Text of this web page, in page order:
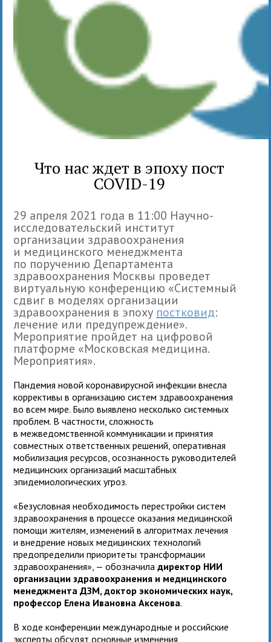
Что нас ждет в эпоху пост
COVID-19
29 апреля 2021 года в 11:00 Научно-
исследовательский институт
организации здравоохранения
и медицинского менеджмента
по поручению Департамента
здравоохранения Москвы проведет
виртуальную конференцию «Системный
сдвиг в моделях организации
здравоохранения в эпоху постковид:
лечение или предупреждение».
Мероприятие пройдет на цифровой
платформе «Московская медицина.
Мероприятия».
Пандемия новой коронавирусной инфекции внесла
коррективы в организацию систем здравоохранения
во всем мире. Было выявлено несколько системных
проблем. В частности, сложность
в межведомственной коммуникации и принятия
совместных ответственных решений, оперативная
мобилизация ресурсов, осознанность руководителей
медицинских организаций масштабных
эпидемиологических угроз.
«Безусловная необходимость перестройки систем
здравоохранения в процессе оказания медицинской
помощи жителям, изменений в алгоритмах лечения
и внедрение новых медицинских технологий
предопределили приоритеты трансформации
здравоохранения», — обозначиладиректор НИИ
организации здравоохранения и медицинского
менеджмента ДЗМ, доктор экономических наук,
профессор Елена Ивановна Аксенова.
В ходе конференции международные и российские
эксперты обсудят основные изменения